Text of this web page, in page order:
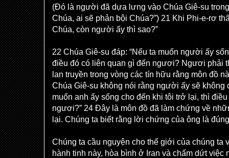
(Đó là người đã dựa lưng vào Chúa Giê-su
Chúa, ai sẽ phản bội Chúa?”) 21 Khi Phi-e-rơ
Chúa, còn người ấy thì sao?”
22 Chúa Giê-su đáp: “Nếu ta muốn người ấy
điều đó có liên quan gì đến ngươi? Ngươi phải
lan truyền trong vòng các tín hữu rằng môn đồ
Chúa Giê-su không nói rằng người ấy sẽ không
muốn anh ấy sống cho đến khi tôi trở lại, thì
ngươi?” 24 Đây là môn đồ đã làm chứng về
lại. Chúng ta biết rằng lời chứng của ông là
Chúng ta cầu nguyện cho thế giới của chúng ta
hành tinh này, hòa bình ở Iran và chấm dứt việc